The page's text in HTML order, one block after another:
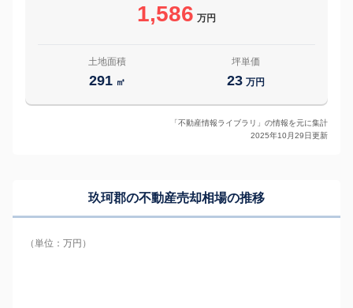
1,586 万円
土地面積
291 ㎡
坪単価
23 万円
「不動産情報ライブラリ」の情報を元に集計
2025年10月29日更新
玖珂郡の不動産売却相場の推移
（単位：万円）